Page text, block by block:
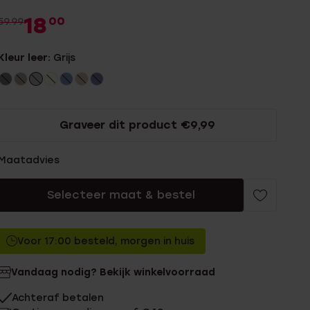
18 00
leer: Grijs
Graveer dit product €9,99
Selecteer maat & bestel
Voor 17:00 besteld, morgen in huis
Vandaag nodig? Bekijk winkelvoorraad
Achteraf betalen